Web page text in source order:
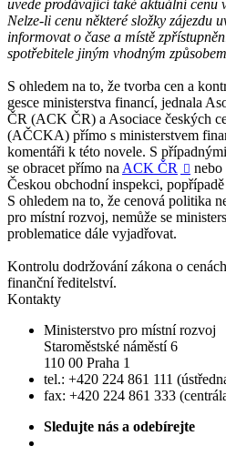
uvede prodávající také aktuální cenu
Nelze-li cenu některé složky zájezdu
informovat o čase a místě
spotřebitele jiným vhodným
S ohledem na to, že tvorba cen a
gesce ministerstva financí, jednala
ČR (ACK ČR) a Asociace českých
(AČCKA) přímo s ministerstvem
komentáři k této novele. S
se obracet přímo naACK ČR  nebo
Českou obchodní inspekci,
S ohledem na to, že cenová politika
pro místní rozvoj, nemůže se
problematice dále vyjadřovat.
Kontrolu dodržování zákona o
finanční ředitelství.
Kontakty
Ministerstvo pro místní rozvoj
Staroměstské náměstí 6
110 00 Praha 1
tel.: +420 224 861 111
fax: +420 224 861 333
Sledujte nás a odebírejte